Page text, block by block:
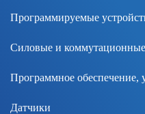
Программируемые
Силовые и коммутационные
Программное обеспечение,
Датчики